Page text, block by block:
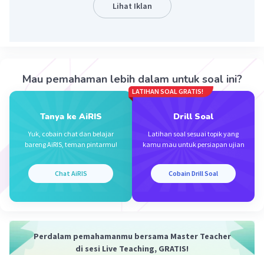
Beri Rating· 0) Balas
Lihat Iklan
Mau pemahaman lebih dalam untuk soal ini?
Tanya ke AiRIS
Yuk, cobain chat dan belajar
bareng AiRIS, teman pintarmu!
Chat AiRIS
LATIHAN SOAL GRATIS!
Drill Soal
Latihan soal sesuai topik yang
kamu mau untuk persiapan ujian
Cobain Drill Soal
Perdalam pemahamanmu bersama Master Teacher
di sesi Live Teaching, GRATIS!